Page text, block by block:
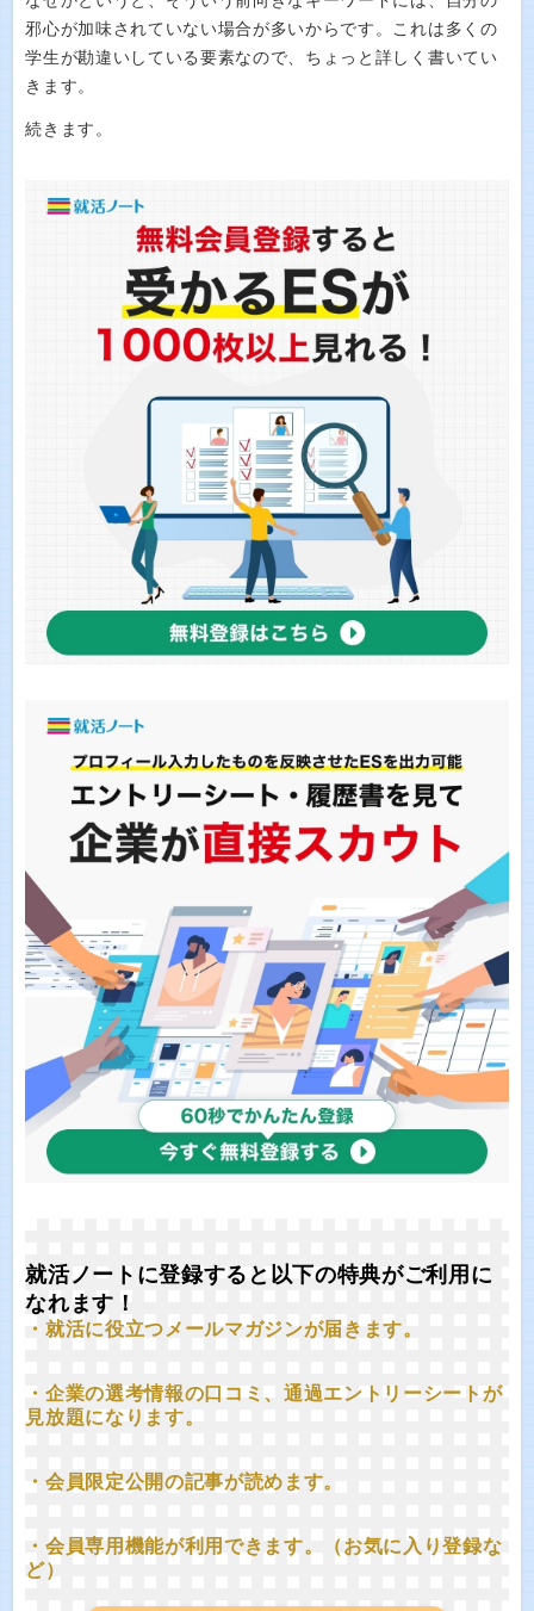
邪心が加味されていない場合が多いからです。これは多くの
学生が勘違いしている要素なので、ちょっと詳しく書いてい
きます。
続きます。
就活ノートに登録すると以下の特典がご利用に
なれます！
・就活に役立つメールマガジンが届きます。
・企業の選考情報の口コミ、通過エントリーシートが
見放題になります。
・会員限定公開の記事が読めます。
・会員専用機能が利用できます。（お気に入り登録な
ど）